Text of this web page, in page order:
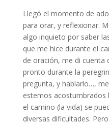
Llegó el momento de
para orar, y reflexionar.
algo inquieto por saber
que me hice durante el
de oración, me di cuenta
pronto durante la
pregunta, y hablarlo…,
estemos acostumbrados
el camino (la vida) se
diversas dificultades.